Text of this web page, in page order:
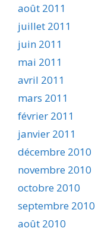
août 2011
juillet 2011
juin 2011
mai 2011
avril 2011
mars 2011
février 2011
janvier 2011
décembre 2010
novembre 2010
octobre 2010
septembre 2010
août 2010